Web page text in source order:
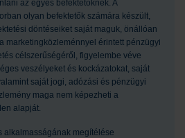
az egyes befektetőknek. A
olyan befektetők számára készült,
döntéseiket saját maguk, önállóan
marketingközleménnyel érintett pénzügyi
célszerűségéről, figyelembe véve
veszélyeket és kockázatokat, saját
saját jogi, adózási és pénzügyi
maga nem képezheti a
alapját.
alkalmasságának megítélése